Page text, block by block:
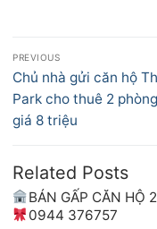
Điều
hướng
bài
viết
PREVIOUS
Previous
post:
Chủ nhà gửi căn hộ
Park cho thuê 2
giá 8 triệu
Related Posts
BÁN GẤP CĂN HỘ
0944 376757